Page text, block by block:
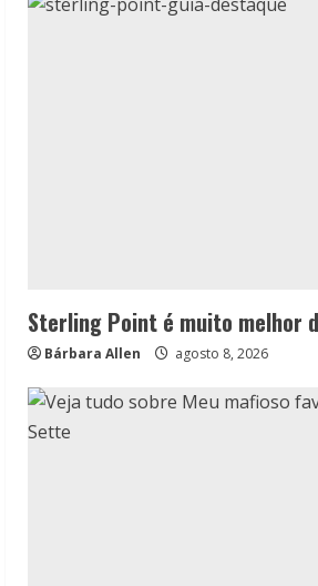
Sterling Point é muito melhor
Bárbara Allen agosto 8, 2026